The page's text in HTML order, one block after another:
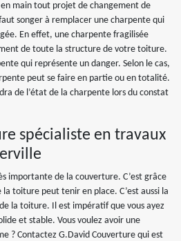
main tout projet de changement de
songer à remplacer une charpente qui
En effet, une charpente fragilisée
de toute la structure de votre toiture.
qui représente un danger. Selon le cas,
peut se faire en partie ou en totalité.
de l’état de la charpente lors du constat
spécialiste en travaux
importante de la couverture. C’est grâce
toiture peut tenir en place. C’est aussi la
la toiture. Il est impératif que vous ayez
et stable. Vous voulez avoir une
? Contactez G.David Couverture qui est